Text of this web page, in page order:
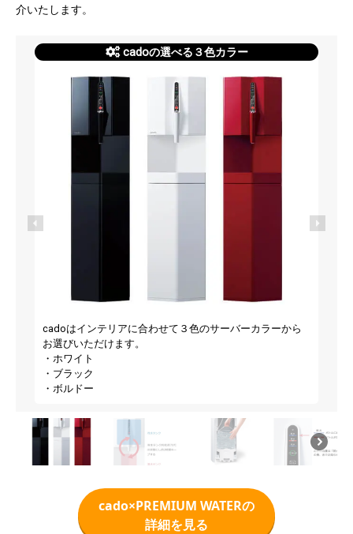
介いたします。
cadoの選べる３色カラー
cadoはインテリアに合わせて３色のサーバーカラーから
お選びいただけます。
・ホワイト
・ブラック
・ボルドー
cado×PREMIUM WATERの
詳細を見る